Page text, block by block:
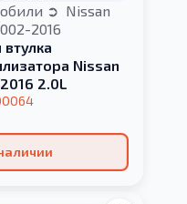
Nissan
2016
Nissan
2.0L